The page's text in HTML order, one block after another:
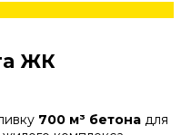
ЖК
700 м³ бетона для